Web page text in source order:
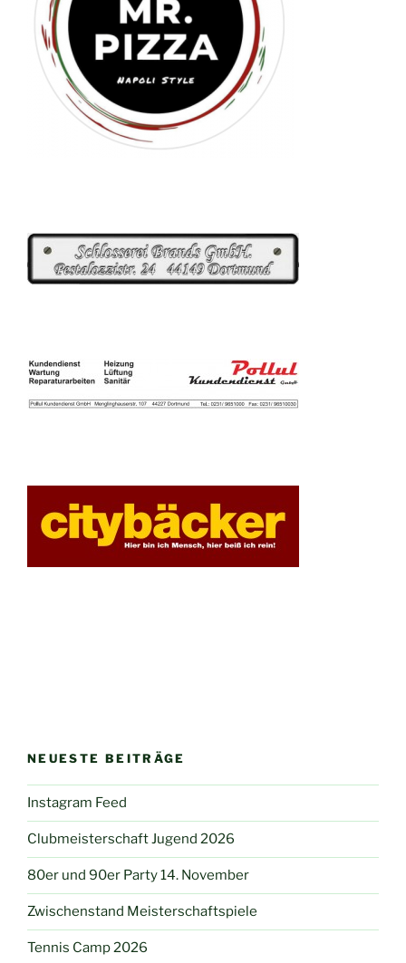
NEUESTE BEITRÄGE
Instagram Feed
Clubmeisterschaft Jugend 2026
80er und 90er Party 14. November
Zwischenstand Meisterschaftspiele
Tennis Camp 2026